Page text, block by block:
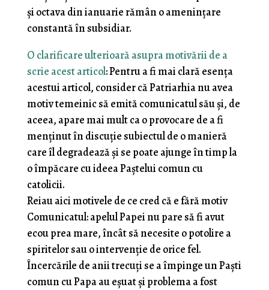
și octava din ianuarie rămân o amenințare
constantă în subsidiar.
O clarificare ulterioară asupra motivării de a
scrie acest articol: Pentru a fi mai clară esența
acestui articol, consider că Patriarhia nu avea
motiv temeinic să emită comunicatul său și, de
aceea, apare mai mult ca o provocare de a fi
menținut în discuție subiectul de o manieră
care îl degradează și se poate ajunge în timp la
o împăcare cu ideea Paștelui comun cu
catolicii.
Reiau aici motivele de ce cred că e fără motiv
Comunicatul: apelul Papei nu pare să fi avut
ecou prea mare, încât să necesite o potolire a
spiritelor sau o intervenție de orice fel.
Încercările de anii trecuți se a împinge un Paști
comun cu Papa au eșuat și problema a fost